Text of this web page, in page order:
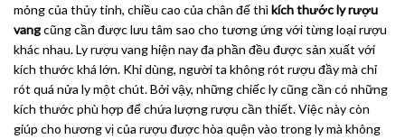
mỏng của thủy tinh, chiều cao của chân đế thìkích thước ly rượu
vangcũng cần được lưu tâm sao cho tương ứng với từng loại rượu
khác nhau. Ly rượu vang hiện nay đa phần đều được sản xuất với
kích thước khá lớn. Khi dùng, người ta không rót rượu đầy mà chỉ
rót quá nửa ly một chút. Bởi vậy, những chiếc ly cũng cần có những
kích thước phù hợp để chứa lượng rượu cần thiết. Việc này còn
giúp cho hương vị của rượu được hòa quện vào trong ly mà không